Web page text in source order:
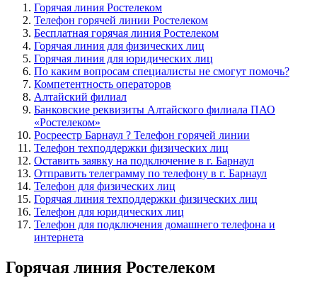
Горячая линия Ростелеком
Телефон горячей линии Ростелеком
Бесплатная горячая линия Ростелеком
Горячая линия для физических лиц
Горячая линия для юридических лиц
По каким вопросам специалисты не смогут помочь?
Компетентность операторов
Алтайский филиал
Банковские реквизиты Алтайского филиала ПАО
«Ростелеком»
Росреестр Барнаул ? Телефон горячей линии
Телефон техподдержки физических лиц
Оставить заявку на подключение в г. Барнаул
Отправить телеграмму по телефону в г. Барнаул
Телефон для физических лиц
Горячая линия техподдержки физических лиц
Телефон для юридических лиц
Телефон для подключения домашнего телефона и
интернета
Горячая линия Ростелеком